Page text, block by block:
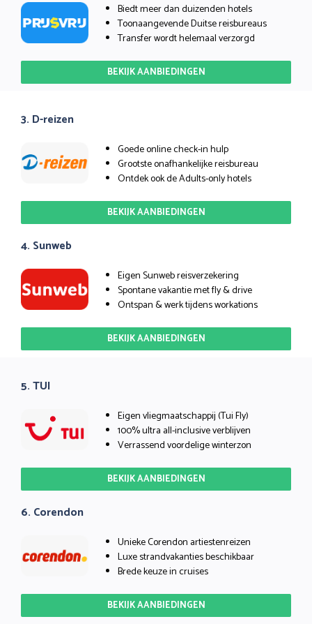
Biedt meer dan duizenden hotels
Toonaangevende Duitse reisbureaus
Transfer wordt helemaal verzorgd
BEKIJK AANBIEDINGEN
3. D-reizen
Goede online check-in hulp
Grootste onafhankelijke reisbureau
Ontdek ook de Adults-only hotels
BEKIJK AANBIEDINGEN
4. Sunweb
Eigen Sunweb reisverzekering
Spontane vakantie met fly & drive
Ontspan & werk tijdens workations
BEKIJK AANBIEDINGEN
5. TUI
Eigen vliegmaatschappij (Tui Fly)
100% ultra all-inclusive verblijven
Verrassend voordelige winterzon
BEKIJK AANBIEDINGEN
6. Corendon
Unieke Corendon artiestenreizen
Luxe strandvakanties beschikbaar
Brede keuze in cruises
BEKIJK AANBIEDINGEN